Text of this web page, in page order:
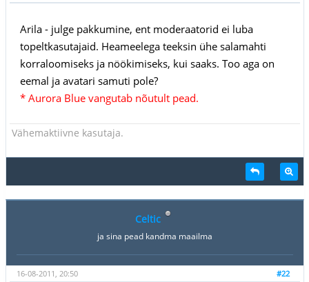
Arila - julge pakkumine, ent moderaatorid ei luba
topeltkasutajaid. Heameelega teeksin ühe salamahti
korraloomiseks ja nöökimiseks, kui saaks. Too aga on
eemal ja avatari samuti pole?
* Aurora Blue vangutab nõutult pead.
Vähemaktiivne kasutaja.
Celtic
ja sina pead kandma maailma
#22
16-08-2011, 20:50